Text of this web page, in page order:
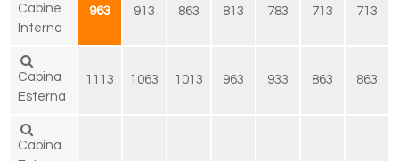
Cabine
Interna
963 913 863 813 783 713 713
Cabina
Esterna
1113 1063 1013 963 933 863 863
Cabina